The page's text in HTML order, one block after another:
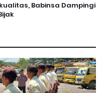
Babinsa Dampingi